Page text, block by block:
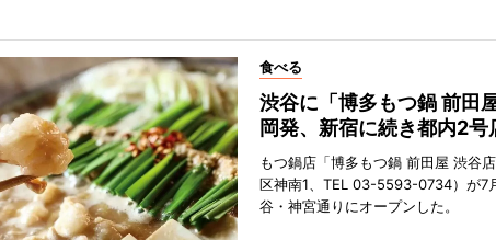
食べる
渋谷に「博多もつ鍋 前
岡発、新宿に続き都内2号
もつ鍋店「博多もつ鍋 前田屋 渋谷
区神南1、TEL 03-5593-0734）が7
谷・神宮通りにオープンした。